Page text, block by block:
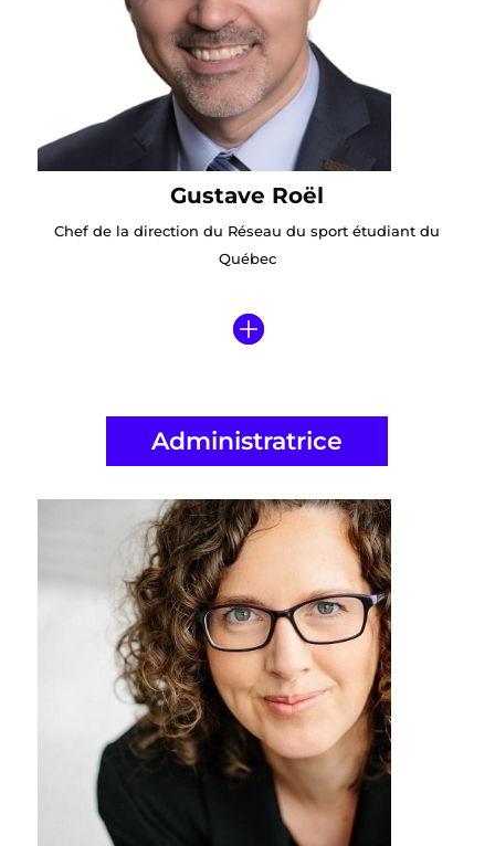
Gustave Roël
Chef de la direction du Réseau du sport étudiant du
Québec
Administratrice